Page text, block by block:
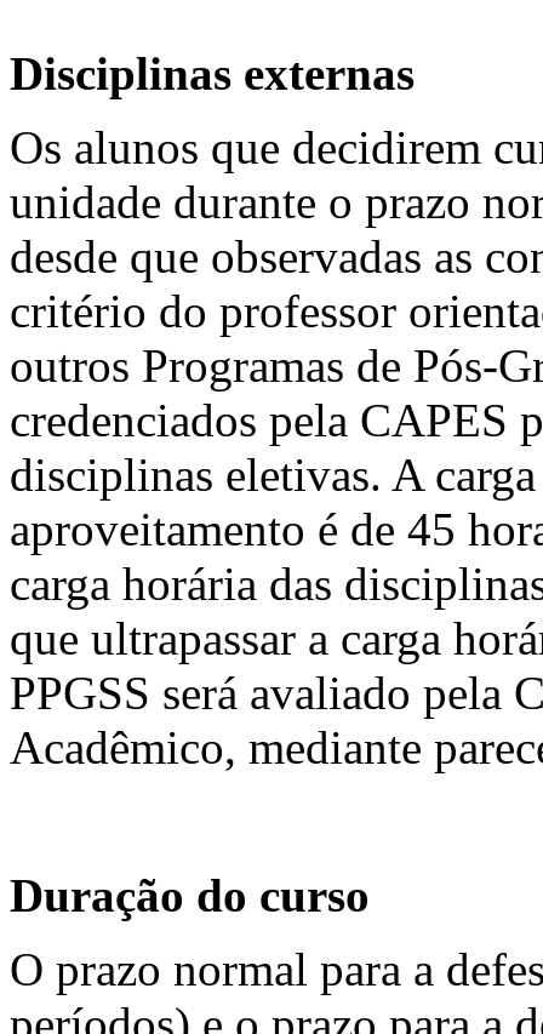
Disciplinas externas
Os alunos que decidirem
unidade durante o prazo
desde que observadas as
critério do professor
outros Programas de Pós-
credenciados pela CAPES
disciplinas eletivas. A
aproveitamento é de 45
carga horária das
que ultrapassar a carga
PPGSS será avaliado pela
Acadêmico, mediante
Duração do curso
O prazo normal para a
períodos) e o prazo para a